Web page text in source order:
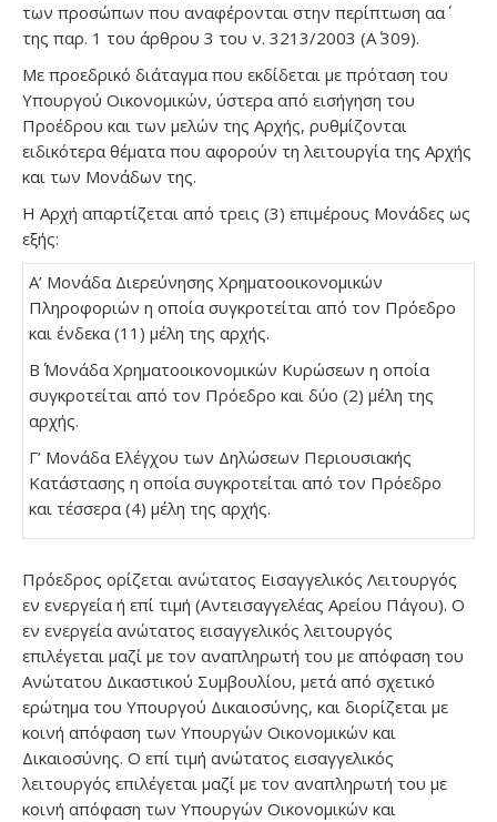
των προσώπων που αναφέρονται στην περίπτωση αα΄
της παρ. 1 του άρθρου 3 του ν. 3213/2003 (Α΄ 309).
Με προεδρικό διάταγμα που εκδίδεται με πρόταση του
Υπουργού Οικονομικών, ύστερα από εισήγηση του
Προέδρου και των μελών της Αρχής, ρυθμίζονται
ειδικότερα θέματα που αφορούν τη λειτουργία της Αρχής
και των Μονάδων της.
Η Αρχή απαρτίζεται από τρεις (3) επιμέρους Μονάδες ως
εξής:
Α’ Μονάδα Διερεύνησης Χρηματοοικονομικών
Πληροφοριών η οποία συγκροτείται από τον Πρόεδρο
και ένδεκα (11) μέλη της αρχής.
Β΄ Μονάδα Χρηματοοικονομικών Κυρώσεων η οποία
συγκροτείται από τον Πρόεδρο και δύο (2) μέλη της
αρχής.
Γ’ Μονάδα Ελέγχου των Δηλώσεων Περιουσιακής
Κατάστασης η οποία συγκροτείται από τον Πρόεδρο
και τέσσερα (4) μέλη της αρχής.
Πρόεδρος ορίζεται ανώτατος Εισαγγελικός Λειτουργός
εν ενεργεία ή επί τιμή (Αντεισαγγελέας Αρείου Πάγου). Ο
εν ενεργεία ανώτατος εισαγγελικός λειτουργός
επιλέγεται μαζί με τον αναπληρωτή του με απόφαση του
Ανώτατου Δικαστικού Συμβουλίου, μετά από σχετικό
ερώτημα του Υπουργού Δικαιοσύνης, και διορίζεται με
κοινή απόφαση των Υπουργών Οικονομικών και
Δικαιοσύνης. Ο επί τιμή ανώτατος εισαγγελικός
λειτουργός επιλέγεται μαζί με τον αναπληρωτή του με
κοινή απόφαση των Υπουργών Οικονομικών και